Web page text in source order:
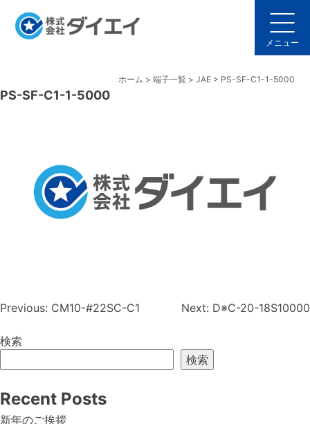
content
メニュー
ホーム > 端子一覧> JAE> PS-SF-C1-1-5000
PS-SF-C1-1-5000
投
稿
ゲ
Previous: CM10-#22SC-C1 Next: D※C-20-18S10000
検索
検索
Recent Posts
新年のご挨拶